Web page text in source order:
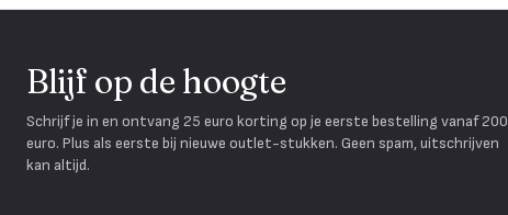
Blijf op de hoogte
Schrijf je in en ontvang 25 euro korting op je eerste bestelling vanaf 200
euro. Plus als eerste bij nieuwe outlet-stukken. Geen spam, uitschrijven
kan altijd.